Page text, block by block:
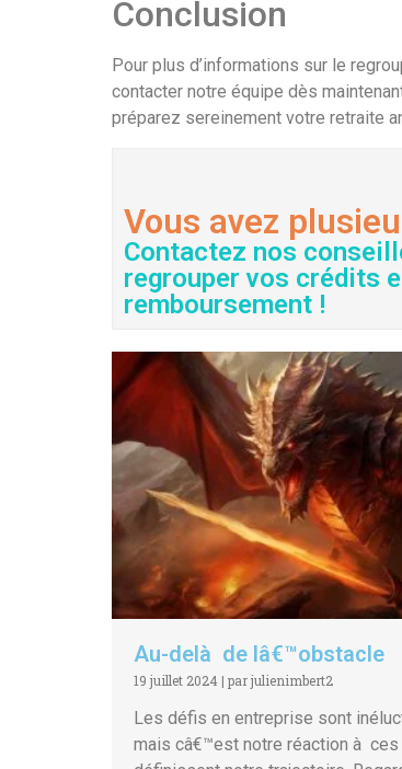
Conclusion
Pour plus d’informations sur le
contacter notre équipe dès
préparez sereinement votre retraite
Vous avez
Contactez nos
regrouper vos crédits
remboursement !
Au-delà de lâ€™obstacle
19 juillet 2024 | par julienimbert2
Les défis en entreprise sont
mais câ€™est notre réaction à